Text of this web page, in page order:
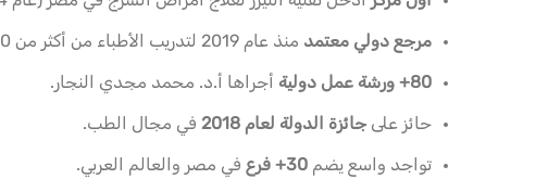
مرجع دولي معتمد منذ عام 2019 لتدريب الأطباء من أكثر من 20 دولة.
80+ ورشة عمل دولية
أجراها أ.د. محمد مجدي النجار.
حائز على جائزة الدولة لعام 2018
في مجال الطب.
تواجد واسع يضم 30+ فرع
في مصر والعالم العربي.